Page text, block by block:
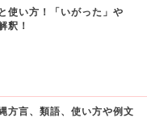
使い方！「いがった」や
釈！
方言、類語、使い方や例文